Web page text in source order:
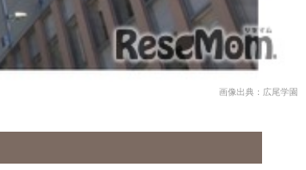
画像出典：広尾学園